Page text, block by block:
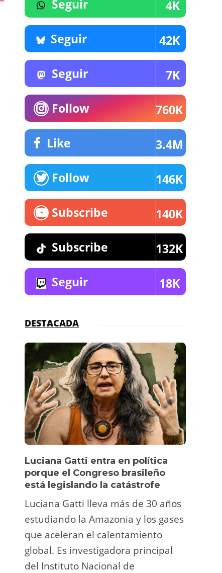
Seguir 4K
Seguir 42K
Seguir 7K
Follow 760K
Like 3.4M
Follow 146K
Subscribe 140K
Subscribe 132K
Seguir 18K
DESTACADA
Luciana Gatti entra en política
porque el Congreso brasileño
está legislando la catástrofe
Luciana Gatti lleva más de 30 años
estudiando la Amazonia y los gases
que aceleran el calentamiento
global. Es investigadora principal
del Instituto Nacional de